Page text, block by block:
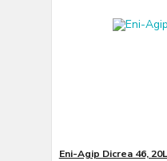
Eni-Agip Dicrea 46, 20L